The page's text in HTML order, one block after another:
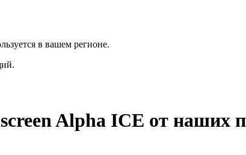
в вашем регионе.
Alpha ICE от наших